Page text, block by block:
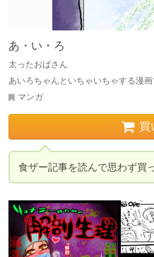
あ・い・ろ
太ったおばさん
あいろちゃんといちゃいちゃする漫画
マンガ
買
食ザー記事を読んで思わず買